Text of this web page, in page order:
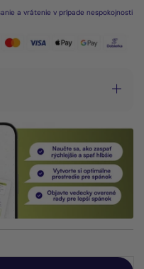
a vrátenie v prípade nespokojnosti